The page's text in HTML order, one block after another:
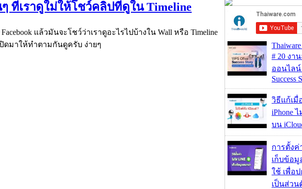
ที่เราดูใม่ให้โชว์คลิปที่ดูใน Timeline
แล้วมันจะโชว์ว่าเราดูอะไรไปบ้างใน Wall หรือ Timeline
ดมาให้ทำตามกันดูครับ ง่ายๆ
# 20 งา
ออนไลน์
Success
วิธีแก้เ
iPhone
บน
การตั้งค่
เก็บข้อ
ใช้ เพื่อ
เป็นส่ว